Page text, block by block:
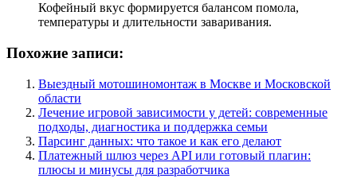
Кофейный вкус формируется балансом помола,
температуры и длительности заваривания.
Похожие записи:
Выездный мотошиномонтаж в Москве и Московской
области
Лечение игровой зависимости у детей: современные
подходы, диагностика и поддержка семьи
Парсинг данных: что такое и как его делают
Платежный шлюз через API или готовый плагин:
плюсы и минусы для разработчика